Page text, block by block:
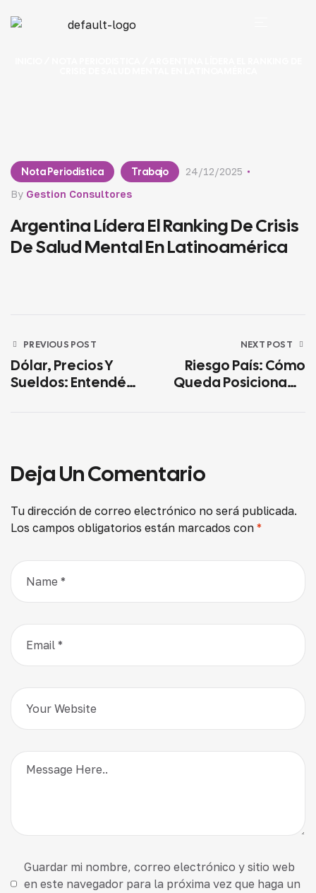
Nota Periodistica Trabajo
By Gestion Consultores
24/12/2025
Argentina Lídera El Ranking De Crisis
De Salud Mental En Latinoamérica
PREVIOUS POST
Dólar, Precios Y
Sueldos: Entendé
NEXT POST
Riesgo País: Cómo
Queda Posicionada
Deja Un Comentario
Tu dirección de correo electrónico no será publicada.
Los campos obligatorios están marcados con *
Guardar mi nombre, correo electrónico y sitio web
en este navegador para la próxima vez que haga un